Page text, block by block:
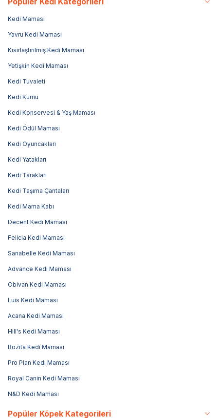
Kedi Maması
Yavru Kedi Maması
Kısırlaştırılmış Kedi Maması
Yetişkin Kedi Maması
Kedi Tuvaleti
Kedi Kumu
Kedi Konservesi & Yaş Maması
Kedi Ödül Maması
Kedi Oyuncakları
Kedi Yatakları
Kedi Tarakları
Kedi Taşıma Çantaları
Kedi Mama Kabı
Decent Kedi Maması
Felicia Kedi Maması
Sanabelle Kedi Maması
Advance Kedi Maması
Obivan Kedi Maması
Luis Kedi Maması
Acana Kedi Maması
Hill's Kedi Maması
Bozita Kedi Maması
Pro Plan Kedi Maması
Royal Canin Kedi Maması
N&D Kedi Maması
Popüler Köpek Kategorileri